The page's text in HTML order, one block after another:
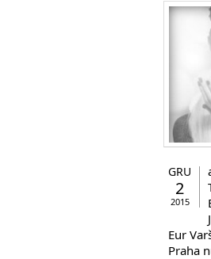
GRU
2
2015
Eur
Praha